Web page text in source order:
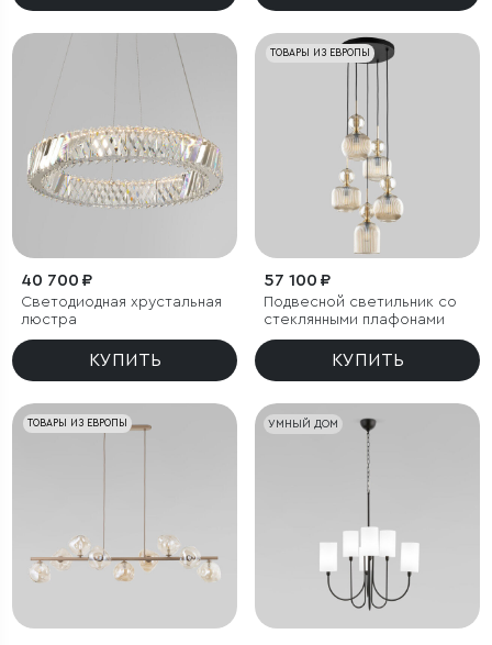
40 700 ₽
Светодиодная хрустальная
люстра
КУПИТЬ
ТОВАРЫ ИЗ ЕВРОПЫ
57 100 ₽
Подвесной светильник со
стеклянными плафонами
КУПИТЬ
ТОВАРЫ ИЗ ЕВРОПЫ УМНЫЙ ДОМ